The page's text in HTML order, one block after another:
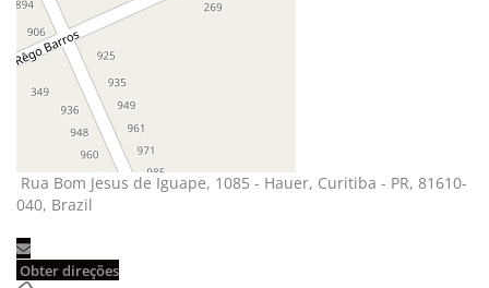
Rua Bom Jesus de Iguape, 1085 - Hauer, Curitiba - PR, 81610-
040, Brazil
Obter direções